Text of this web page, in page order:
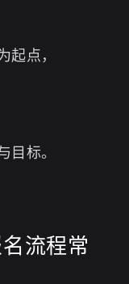
起点，
目标。
流程常